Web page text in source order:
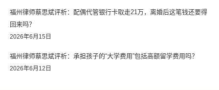
福州律师蔡思斌评析：配偶代管银行卡取走21万，离婚后这笔钱还要得
回来吗？
2026年6月15日
福州律师蔡思斌评析：承担孩子的“大学费用”包括高额留学费用吗？
2026年6月12日